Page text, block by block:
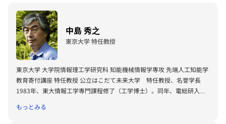
中島 秀之
東京大学 特任教授
東京大学 大学院情報理工学研究科 知能機械情報学専攻 先端人工知能学
教育寄付講座 特任教授 公立はこだて未来大学 特任教授、名誉学長
1983年、東大情報工学専門課程修了（工学博士）。同年、電総研入
年まで公立はこだて未来大学学長。NEDO技術戦略研究センター フェロ
もっとみる